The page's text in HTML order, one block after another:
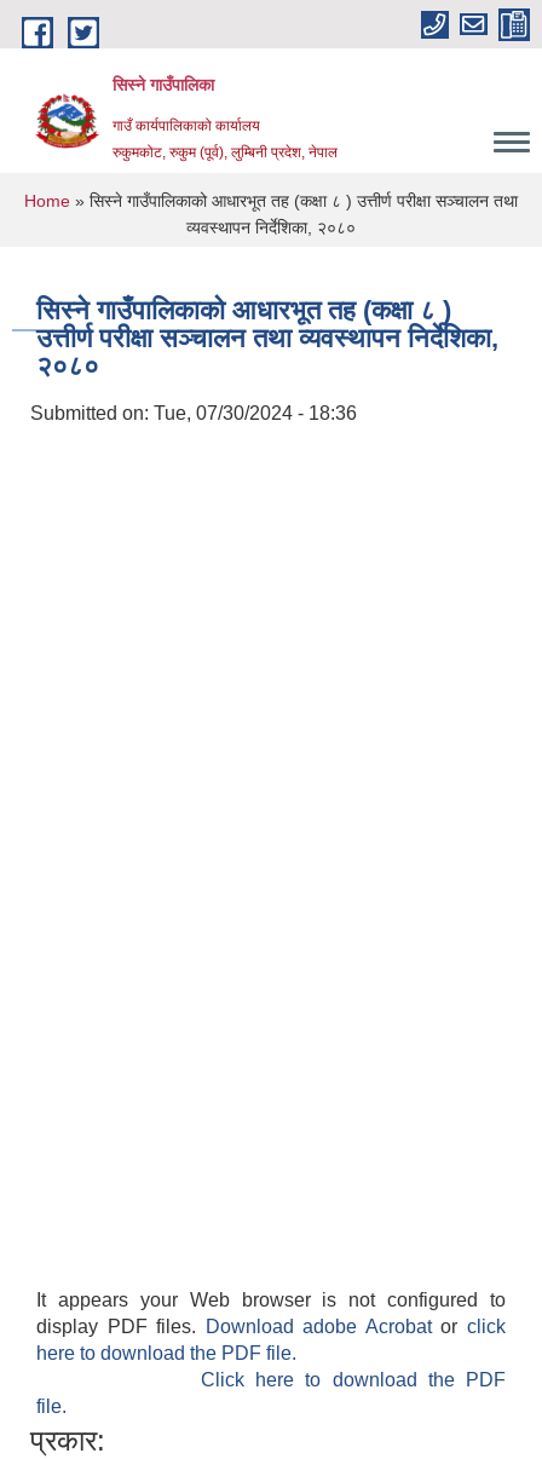
Skip to main content
सिस्ने गाउँपालिका
गाउँ कार्यपालिकाको कार्यालय
रुकुमकोट, रुकुम (पूर्व), लुम्बिनी प्रदेश, नेपाल
You are here
Home » सिस्ने गाउँपालिकाको आधारभूत तह (कक्षा ८ ) उत्तीर्ण परीक्षा सञ्चालन तथा
व्यवस्थापन निर्देशिका, २०८०
सिस्ने गाउँपालिकाको आधारभूत तह (कक्षा ८ )
उत्तीर्ण परीक्षा सञ्चालन तथा व्यवस्थापन निर्देशिका,
२०८०
Submitted on: Tue, 07/30/2024 - 18:36
It appears your Web browser is not configured to
display PDF files.
Download adobe Acrobatorclick
here to download the PDF file.
Click here to download the PDF
file.
प्रकार: